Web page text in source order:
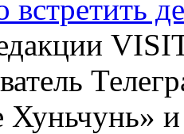
встретить
Хуньчунь»